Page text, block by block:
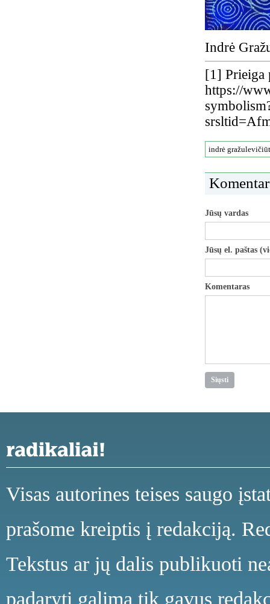
Indrė
[1] Prieiga
https://
indrė
Jūsų vardas
Jūsų el. paštas
Komentaras
Visas autorines teises saugo
prašome kreiptis į redakciją.
Tekstus ar jų dalis publikuoti
padaryti galima tik gavus